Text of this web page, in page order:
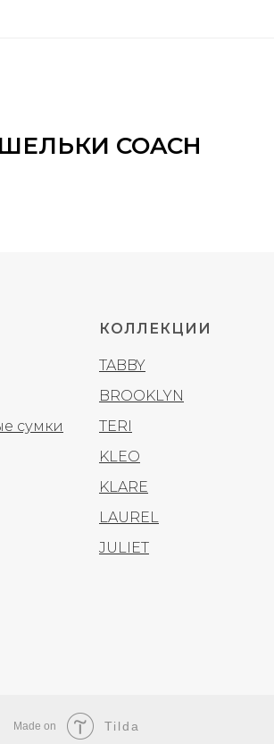
COACH
сумки
КОЛЛЕКЦИИ
TABBY
BROOKLYN
TERI
KLEO
KLARE
LAUREL
JULIET
Made on Tilda